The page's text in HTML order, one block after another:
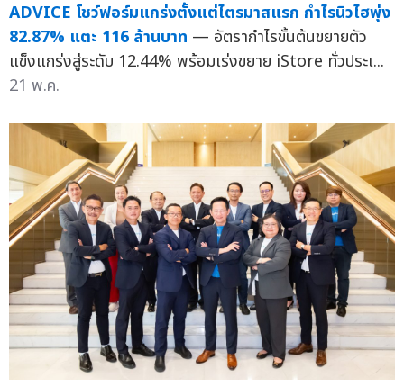
ADVICE โชว์ฟอร์มแกร่งตั้งแต่ไตรมาสแรก กำไรนิวไฮพุ่ง
82.87% แตะ 116 ล้านบาท — อัตรากำไรขั้นต้นขยายตัว
แข็งแกร่งสู่ระดับ 12.44% พร้อมเร่งขยาย iStore ทั่วประเ...
21 พ.ค.